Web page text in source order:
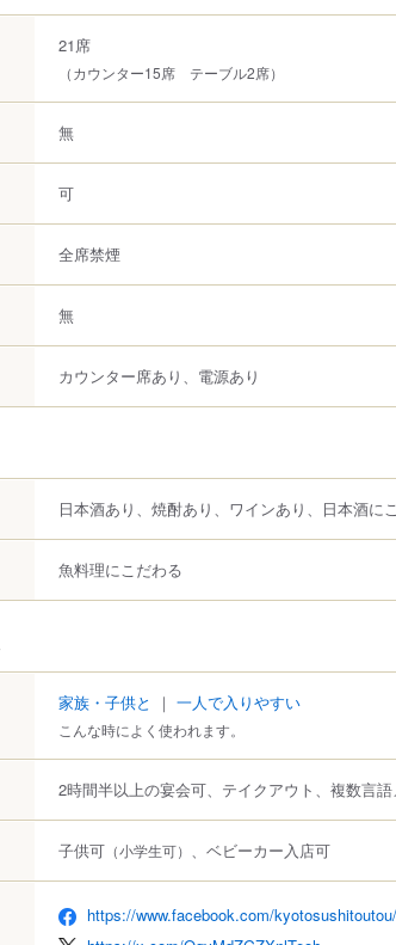
21席
（カウンター15席 テーブル2席）
無
可
全席禁煙
無
カウンター席あり、電源あり
日本酒あり、焼酎あり、ワインあり、日本酒に
魚料理にこだわる
家族・子供と ｜ 一人で入りやすい
こんな時によく使われます。
2時間半以上の宴会可、テイクアウト、複数言語
子供可 （小学生可） 、ベビーカー入店可
https://www.facebook.com/